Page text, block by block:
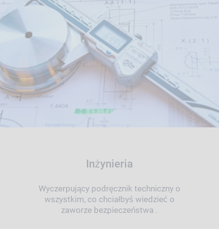
Inżynieria
Wyczerpujący podręcznik techniczny o
wszystkim, co chciałbyś wiedzieć o
zaworze bezpieczeństwa .